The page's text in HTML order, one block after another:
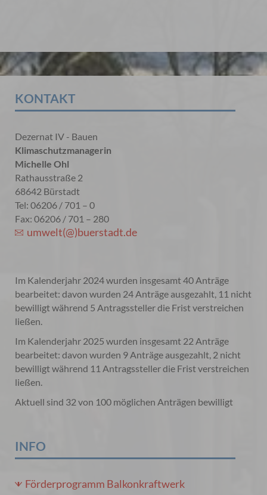
KONTAKT
Dezernat IV - Bauen
Klimaschutzmanagerin
Michelle Ohl
Rathausstraße 2
68642 Bürstadt
Tel: 06206 / 701 – 0
Fax: 06206 / 701 – 280
umwelt(@)buerstadt.de
Im Kalenderjahr 2024 wurden insgesamt 40 Anträge
bearbeitet: davon wurden 24 Anträge ausgezahlt, 11 nicht
bewilligt während 5 Antragssteller die Frist verstreichen
ließen.
Im Kalenderjahr 2025 wurden insgesamt 22 Anträge
bearbeitet: davon wurden 9 Anträge ausgezahlt, 2 nicht
bewilligt während 11 Antragssteller die Frist verstreichen
ließen.
Aktuell sind 32 von 100 möglichen Anträgen bewilligt
INFO
Förderprogramm Balkonkraftwerk